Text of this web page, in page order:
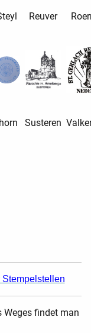
Reuver
Susteren
Weges findet man